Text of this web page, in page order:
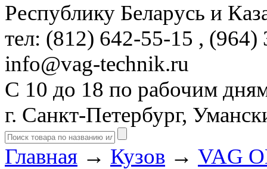
Республику Беларусь и
тел: (812) 642-55-15 , (964)
info@vag-technik.ru
С 10 до 18 по рабочим
г. Санкт-Петербург,
Главная → Кузов → VAG